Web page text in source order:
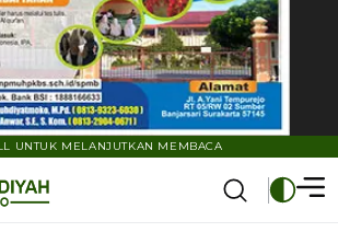
UNTUK MELANJUTKAN MEMBACA